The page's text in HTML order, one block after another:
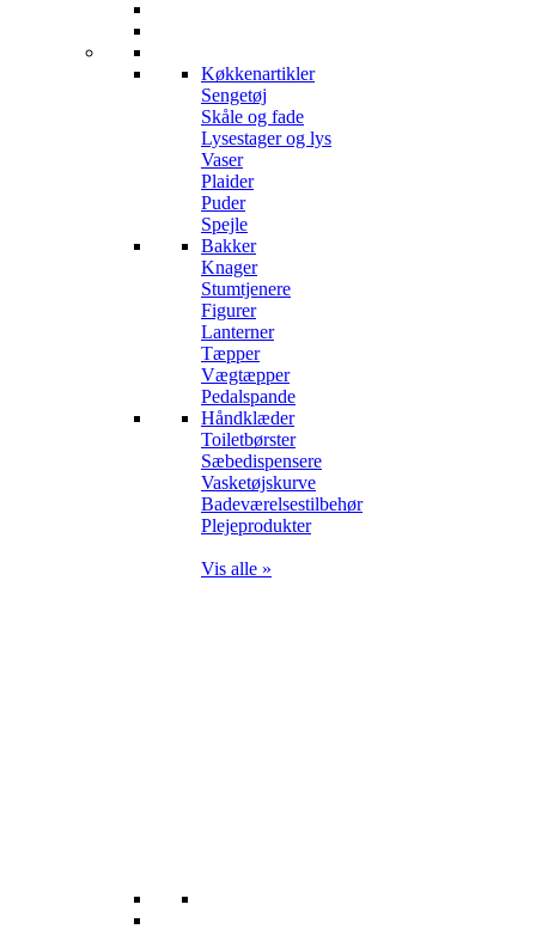
Køkkenartikler
Sengetøj
Skåle og fade
Lysestager og lys
Vaser
Plaider
Puder
Spejle
Bakker
Knager
Stumtjenere
Figurer
Lanterner
Tæpper
Vægtæpper
Pedalspande
Håndklæder
Toiletbørster
Sæbedispensere
Vasketøjskurve
Badeværelsestilbehør
Plejeprodukter
Vis alle »